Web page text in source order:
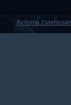
Купить